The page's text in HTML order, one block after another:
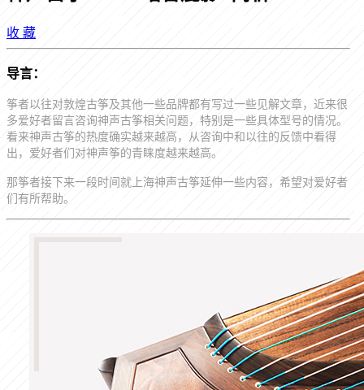
收 藏
导言：
筝者以往对敦煌古筝及其他一些品牌都有写过一些见解文章，近来很
多爱好者留言咨询神声古筝相关问题，特别是一些具体型号的情况。
看来神声古筝的热度确实越来越高，从咨询中和以往的反馈中看得
出，爱好者们对神声筝的青睐度越来越高。
那筝者接下来一段时间就上海神声古筝延伸一些内容，希望对爱好者
们 有所帮助。